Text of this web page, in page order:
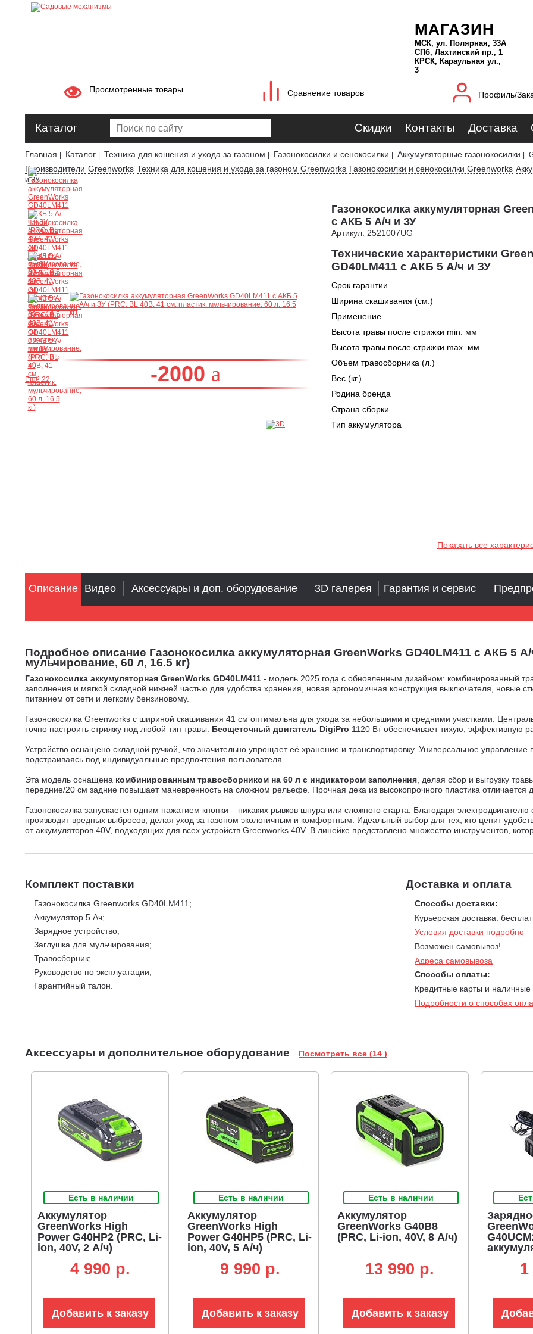
МАГАЗИН
МСК, ул. Полярная, 33А
СПб, Лахтинский пр., 1
КРСК, Караульная ул.,
3
Просмотренные товары Сравнение товаров Профиль/
Каталог Скидки Контакты Доставка
Главная Каталог Техника для кошения и ухода за газоном Газонокосилки и сенокосилки Аккумуляторные газонокосилки
Производители Greenworks Техника для кошения и ухода за газоном Greenworks Газонокосилки и сенокосилки Greenworks
и ЗУ
-2000
Ещё 22
Газонокосилка аккумуляторная
с АКБ 5 А/ч и ЗУ
Артикул: 2521007UG
Технические характеристики
GD40LM411 с АКБ 5 А/ч и ЗУ
Срок гарантии
Ширина скашивания (см.)
Применение
Высота травы после стрижки min. мм
Высота травы после стрижки max. мм
Объем травосборника (л.)
Вес (кг.)
Родина бренда
Страна сборки
Тип аккумулятора
Показать все
Подробное описание Газонокосилка аккумуляторная GreenWorks GD40LM411 с АКБ 5
мульчирование, 60 л, 16.5 кг)
Газонокосилка аккумуляторная GreenWorks GD40LM411 - модель 2025 года с обновленным дизайном: комбинированный
заполнения и мягкой складной нижней частью для удобства хранения, новая эргономичная конструкция выключателя, новые
питанием от сети и легкому бензиновому.
Газонокосилка Greenworks с шириной скашивания 41 см оптимальна для ухода за небольшими и средними участками.
точно настроить стрижку под любой тип травы. Бесщеточный двигатель DigiPro 1120 Вт обеспечивает тихую, эффективную
Устройство оснащено складной ручкой, что значительно упрощает её хранение и транспортировку. Универсальное
подстраиваясь под индивидуальные предпочтения пользователя.
Эта модель оснащена комбинированным травосборником на 60 л с индикатором заполнения , делая сбор и выгрузку
передние/20 см задние повышает маневренность на сложном рельефе. Прочная дека из высокопрочного пластика отличается
Газонокосилка запускается одним нажатием кнопки – никаких рывков шнура или сложного старта. Благодаря
производит вредных выбросов, делая уход за газоном экологичным и комфортным. Идеальный выбор для тех, кто ценит
от аккумуляторов 40V, подходящих для всех устройств Greenworks 40V. В линейке представлено множество инструментов,
Комплект поставки
Газонокосилка Greenworks GD40LM411;
Аккумулятор 5 Ач;
Зарядное устройство;
Заглушка для мульчирования;
Травосборник;
Руководство по эксплуатации;
Гарантийный талон.
Доставка и оплата
Способы доставки:
Курьерская доставка:
Условия доставки подробно
Возможен самовывоз!
Адреса самовывоза
Способы оплаты:
Кредитные карты и наличные
Подробности о способах
Аксессуары и дополнительное оборудование Посмотреть все (14 )
Есть в наличии
Аккумулятор
GreenWorks High
Power G40HP2 (PRC, Li-
ion, 40V, 2 А/ч)
4 990 p.
Добавить к заказу
Есть в наличии
Аккумулятор
GreenWorks High
Power G40HP5 (PRC, Li-
ion, 40V, 5 А/ч)
9 990 p.
Добавить к заказу
Есть в наличии
Аккумулятор
GreenWorks G40B8
(PRC, Li-ion, 40V, 8 А/ч)
13 990 p.
Добавить к заказу
1
Описание Видео Аксессуары и доп. оборудование 3D галерея Гарантия и сервис